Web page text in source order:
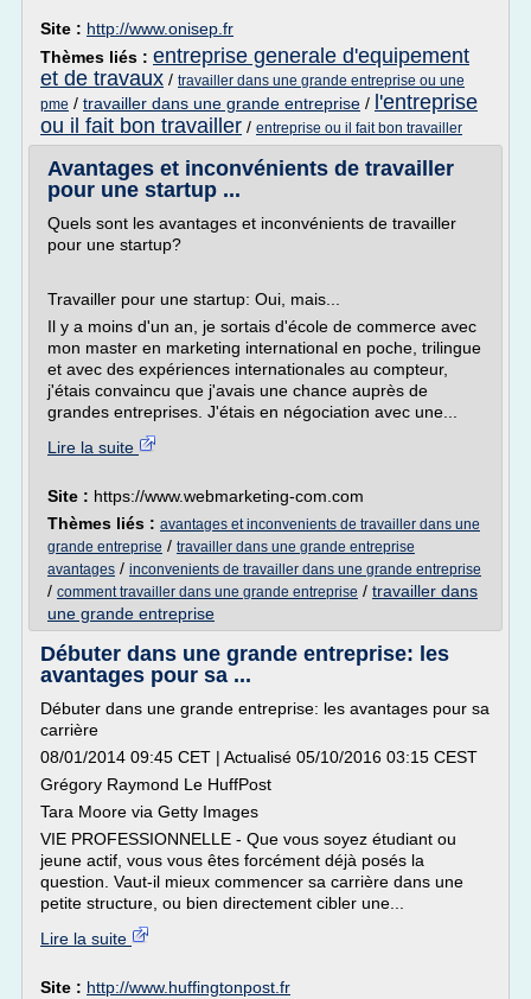
Site : http://www.onisep.fr
Thèmes liés : entreprise generale d'equipement
et de travaux / travailler dans une grande entreprise ou une
pme / travailler dans une grande entreprise / l'entreprise
ou il fait bon travailler / entreprise ou il fait bon travailler
Avantages et inconvénients de travailler
pour une startup ...
Quels sont les avantages et inconvénients de travailler
pour une startup?
Travailler pour une startup: Oui, mais...
Il y a moins d'un an, je sortais d'école de commerce avec
mon master en marketing international en poche, trilingue
et avec des expériences internationales au compteur,
j'étais convaincu que j'avais une chance auprès de
grandes entreprises. J'étais en négociation avec une...
Lire la suite
Site : https://www.webmarketing-com.com
Thèmes liés : avantages et inconvenients de travailler dans une
grande entreprise / travailler dans une grande entreprise
avantages / inconvenients de travailler dans une grande entreprise
/ comment travailler dans une grande entreprise / travailler dans
une grande entreprise
Débuter dans une grande entreprise: les
avantages pour sa ...
Débuter dans une grande entreprise: les avantages pour sa
carrière
08/01/2014 09:45 CET | Actualisé 05/10/2016 03:15 CEST
Grégory Raymond Le HuffPost
Tara Moore via Getty Images
VIE PROFESSIONNELLE - Que vous soyez étudiant ou
jeune actif, vous vous êtes forcément déjà posés la
question. Vaut-il mieux commencer sa carrière dans une
petite structure, ou bien directement cibler une...
Lire la suite
Site : http://www.huffingtonpost.fr